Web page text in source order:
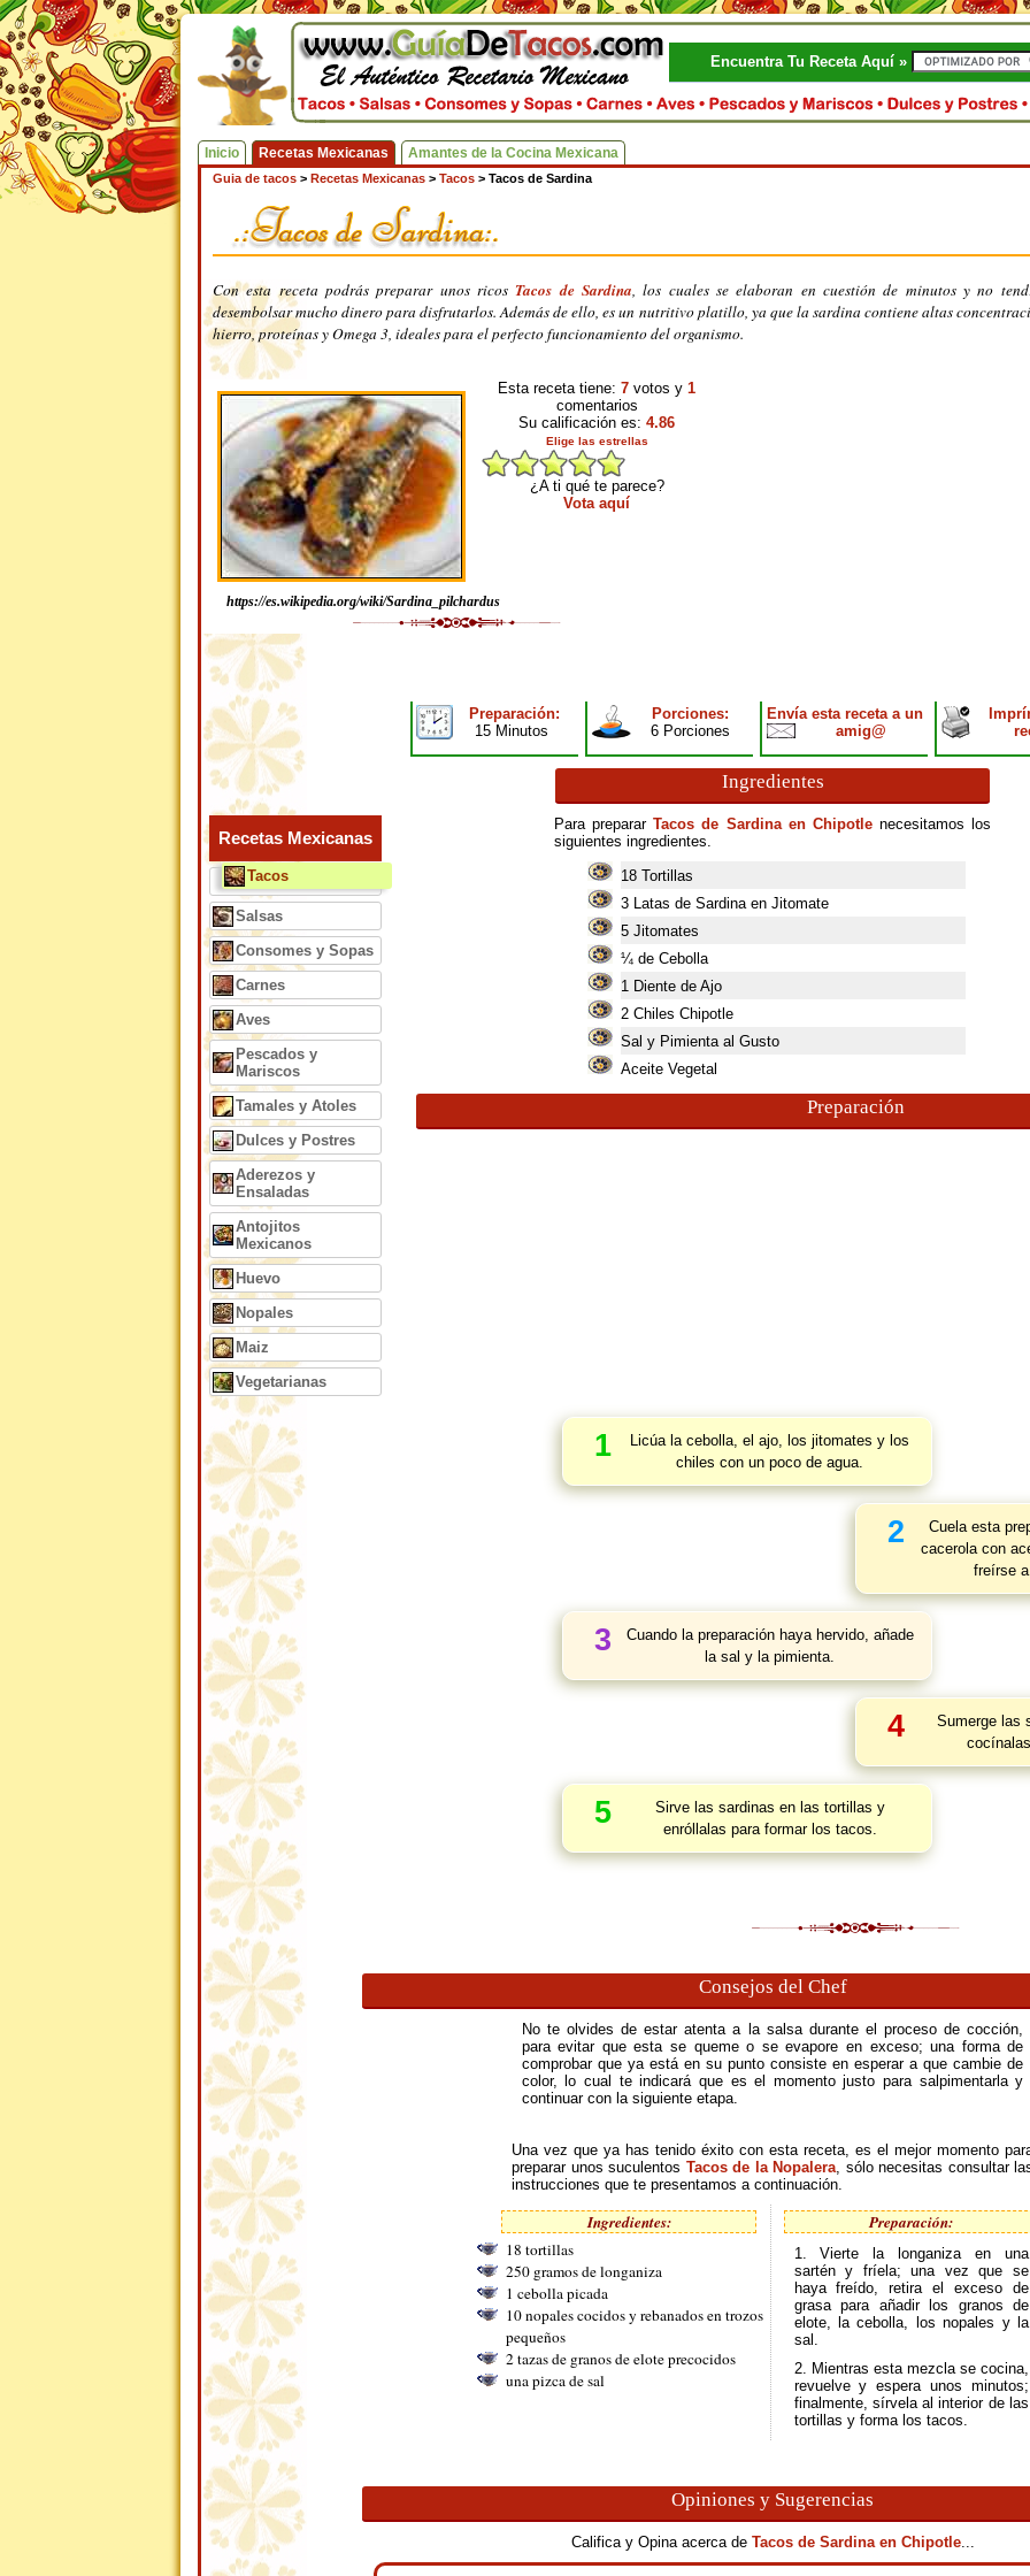
Encuentra Tu Receta Aquí »
Inicio Recetas Mexicanas Amantes de la Cocina Mexicana
Guia de tacos > Recetas Mexicanas > Tacos > Tacos de Sardina
Con esta receta podrás preparar unos ricosTacos de Sardina, los cuales se elaboran en cuestión de minutos y no
desembolsar mucho dinero para disfrutarlos. Además de ello, es un nutritivo platillo, ya que la sardina contiene altas
hierro, proteínas y Omega 3, ideales para el perfecto funcionamiento del organismo.
https://es.wikipedia.org/wiki/Sardina_pilchardus
Esta receta tiene: 7 votos y 1
comentarios
Su calificación es: 4.86
Elige las estrellas
¿A ti qué te parece?
Vota aquí
Preparación:
15 Minutos
Porciones:
6 Porciones
Envía esta receta a un
amig@
Ingredientes
Para prepararTacos de Sardina en Chipotlenecesitamos los
siguientes ingredientes.
18 Tortillas
3 Latas de Sardina en Jitomate
5 Jitomates
¼ de Cebolla
1 Diente de Ajo
2 Chiles Chipotle
Sal y Pimienta al Gusto
Aceite Vegetal
Preparación
1
Licúa la cebolla, el ajo, los jitomates y los
chiles con un poco de agua.
2
Cuela esta
cacerola con
freírse
3
Cuando la preparación haya hervido, añade
la sal y la pimienta.
4
Sumerge las
5
Sirve las sardinas en las tortillas y
enróllalas para formar los tacos.
Recetas Mexicanas
Tacos
Salsas
Consomes y Sopas
Carnes
Aves
Pescados y
Mariscos
Tamales y Atoles
Dulces y Postres
Aderezos y
Ensaladas
Antojitos
Mexicanos
Huevo
Nopales
Maiz
Vegetarianas
Consejos del Chef
No te olvides de estar atenta a la salsa durante el proceso de cocción,
para evitar que esta se queme o se evapore en exceso; una forma de
comprobar que ya está en su punto consiste en esperar a que cambie de
color, lo cual te indicará que es el momento justo para salpimentarla y
continuar con la siguiente etapa.
Una vez que ya has tenido éxito con esta receta, es el mejor momento
preparar unos suculentos Tacos de la Nopalera, sólo necesitas consultar
instrucciones que te presentamos a continuación.
Ingredientes:
18 tortillas
250 gramos de longaniza
1 cebolla picada
10 nopales cocidos y rebanados en trozos
pequeños
2 tazas de granos de elote precocidos
una pizca de sal
Preparación:
1. Vierte la longaniza en una
sartén y fríela; una vez que se
haya freído, retira el exceso de
grasa para añadir los granos de
elote, la cebolla, los nopales y la
sal.
2. Mientras esta mezcla se cocina,
revuelve y espera unos minutos;
finalmente, sírvela al interior de las
tortillas y forma los tacos.
Opiniones y Sugerencias
Califica y Opina acerca de Tacos de Sardina en Chipotle...